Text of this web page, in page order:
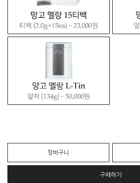
장바구니
구매하기